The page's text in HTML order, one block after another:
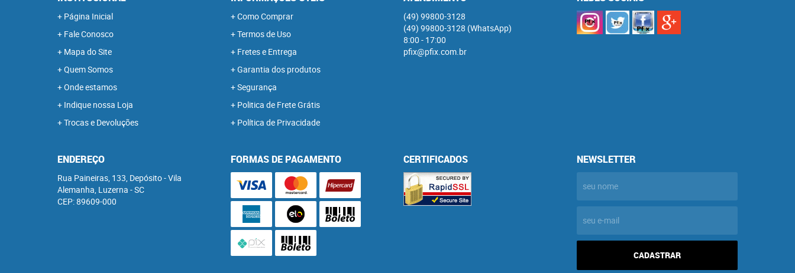
Página Inicial
Fale Conosco
Mapa do Site
Quem Somos
Onde estamos
Indique nossa Loja
Trocas e Devoluções
Como Comprar
Termos de Uso
Fretes e Entrega
Garantia dos produtos
Segurança
Politica de Frete Grátis
Política de Privacidade
(49) 99800-3128
(49) 99800-3128 (WhatsApp)
8:00 - 17:00
pfix@pfix.com.br
ENDEREÇO
Rua Paineiras, 133, Depósito-Vila
Alemanha, Luzerna -SC
CEP: 89609-000
FORMAS DE PAGAMENTO CERTIFICADOS NEWSLETTER
CADASTRAR